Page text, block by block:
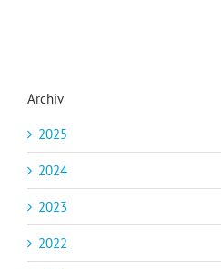
Archiv
2025
2024
2023
2022